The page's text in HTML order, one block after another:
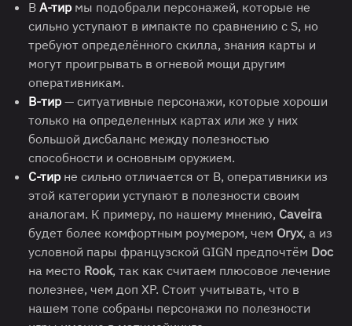
В А-тир мы подобрали персонажей, которые не
сильно уступают в импакте по сравнению с S, но
требуют определённого скилла, знания карты и
могут проигрывать в огневой мощи другим
оперативникам.
B-тир — ситуативные персонажи, которые хороши
только на определенных картах или же у них
большой дисбаланс между полезностью
способности и основным оружием.
С-тир не сильно отличается от B, оперативники из
этой категории уступают в полезности своим
аналогам. К примеру, по нашему мнению, Caveira
будет более комфортным роумером, чем Oryx, а из
условной пары французской GIGN предпочтём Doc
на место Rook, так как считаем плюсовое лечение
полезнее, чем доп XP. Стоит учитывать, что в
нашем топе собраны персонажи по полезности